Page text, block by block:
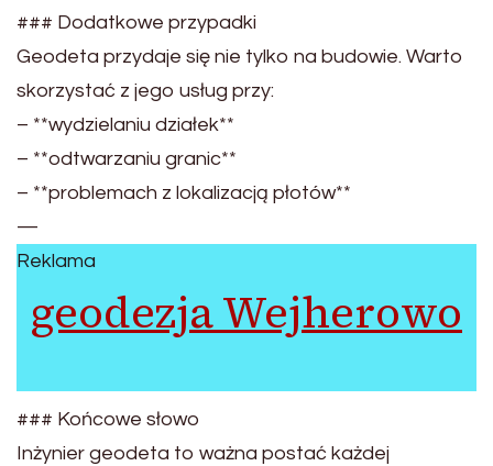
### Dodatkowe przypadki
Geodeta przydaje się nie tylko na budowie. Warto
skorzystać z jego usług przy:
– **wydzielaniu działek**
– **odtwarzaniu granic**
– **problemach z lokalizacją płotów**
—
Reklama
geodezja Wejherowo
### Końcowe słowo
Inżynier geodeta to ważna postać każdej